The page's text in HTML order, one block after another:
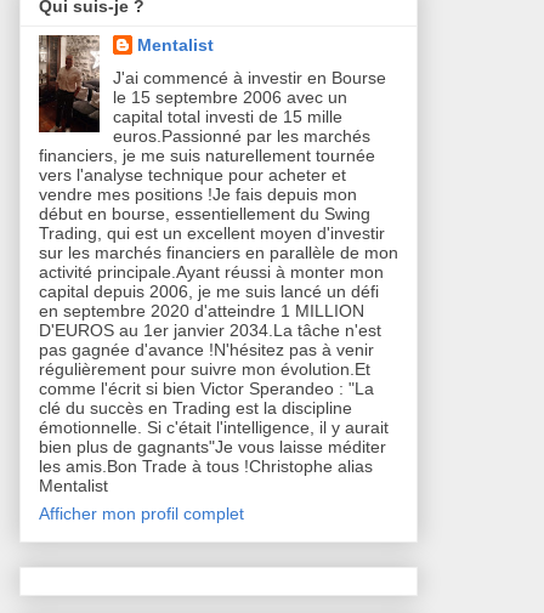
Qui suis-je ?
Mentalist
J'ai commencé à investir en Bourse
le 15 septembre 2006 avec un
capital total investi de 15 mille
euros.Passionné par les marchés
financiers, je me suis naturellement tournée
vers l'analyse technique pour acheter et
vendre mes positions !Je fais depuis mon
début en bourse, essentiellement du Swing
Trading, qui est un excellent moyen d'investir
sur les marchés financiers en parallèle de mon
activité principale.Ayant réussi à monter mon
capital depuis 2006, je me suis lancé un défi
en septembre 2020 d'atteindre 1 MILLION
D'EUROS au 1er janvier 2034.La tâche n'est
pas gagnée d'avance !N'hésitez pas à venir
régulièrement pour suivre mon évolution.Et
comme l'écrit si bien Victor Sperandeo : "La
clé du succès en Trading est la discipline
émotionnelle. Si c'était l'intelligence, il y aurait
bien plus de gagnants"Je vous laisse méditer
les amis.Bon Trade à tous !Christophe alias
Mentalist
Afficher mon profil complet